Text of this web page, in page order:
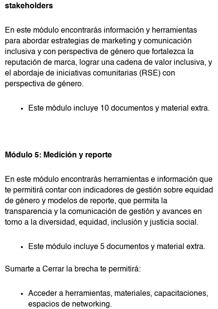
stakeholders
En este módulo encontrarás información y herramientas
para abordar estrategias de marketing y comunicación
inclusiva y con perspectiva de género que fortalezca la
reputación de marca, lograr una cadena de valor inclusiva, y
el abordaje de iniciativas comunitarias (RSE) con
perspectiva de género.
Este módulo incluye 10 documentos y material extra.
Módulo 5: Medición y reporte
En este módulo encontrarás herramientas e información que
te permitirá contar con indicadores de gestión sobre equidad
de género y modelos de reporte, que permita la
transparencia y la comunicación de gestión y avances en
torno a la diversidad, equidad, inclusión y justicia social.
Este módulo incluye 5 documentos y material extra.
Sumarte a Cerrar la brecha te permitirá:
Acceder a herramientas, materiales, capacitaciones,
espacios de networking.